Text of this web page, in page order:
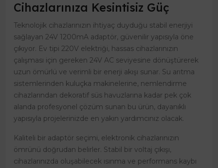
Cihazlarınıza Kesintisiz Güç
Teknolojik cihazlarınızın ihtiyaç duyduğu stabil enerjiyi
sağlayan 24V 1200mA adaptör, güvenilir yapısıyla öne
çıkıyor. Ev tipi 220V elektriği, hassas cihazlarınızın
çalışması için gereken 24V AC seviyesine dönüştürerek
uzun ömürlü ve verimli bir enerji akışı sunar. Su arıtma
sistemlerinden kuluçka makinelerine, nemlendirme
cihazlarından dekoratif süs havuzlarına kadar pek çok
alanda profesyonel çözüm sunan bu ürün, dayanıklı
yapısıyla projelerinizde en yakın yardımcınız olacak.
Kaliteli bir adaptör seçimi, elektronik cihazlarınızın
ömrünü doğrudan belirler. Stabil bir voltaj çıkışı,
cihazlarınızda oluşabilecek ısınma ve performans kaybı